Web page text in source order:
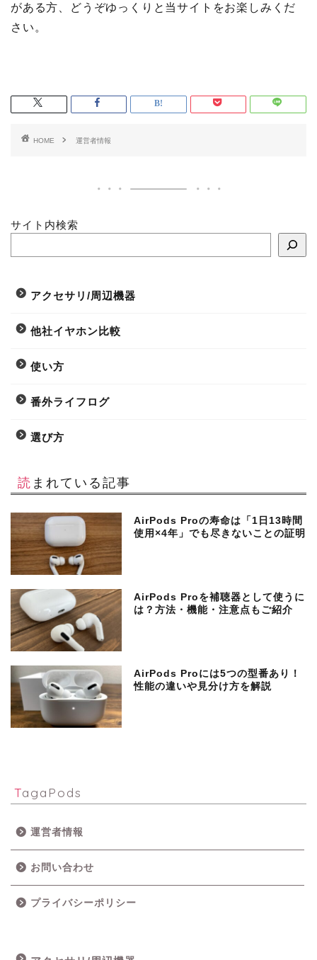
がある方、どうぞゆっくりと当サイトをお楽しみくだ
さい。
HOME 運営者情報
サイト内検索
アクセサリ/周辺機器
他社イヤホン比較
使い方
番外ライフログ
選び方
読まれている記事
AirPods Proの寿命は「1日13時間
使用×4年」でも尽きないことの証明
AirPods Proを補聴器として使うに
は？方法・機能・注意点もご紹介
AirPods Proには5つの型番あり！
性能の違いや見分け方を解説
TagaPods
運営者情報
お問い合わせ
プライバシーポリシー